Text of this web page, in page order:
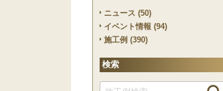
ニュース (50)
イベント情報 (94)
施工例 (390)
検索